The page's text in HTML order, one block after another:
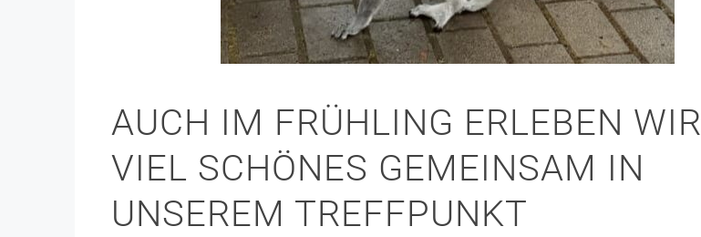
AUCH IM FRÜHLING ERLEBEN WIR
VIEL SCHÖNES GEMEINSAM IN
UNSEREM TREFFPUNKT